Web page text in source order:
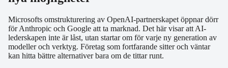
Microsofts omstrukturering av OpenAI-partnerskapet öppnar dörr
för Anthropic och Google att ta marknad. Det här visar att AI-
lederskapen inte är låst, utan startar om för varje ny generation av
modeller och verktyg. Företag som fortfarande sitter och väntar
kan hitta bättre alternativer bara om de tittar runt.